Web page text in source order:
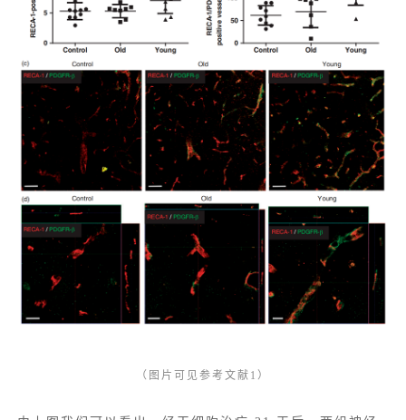
（图片可见参考文献1）